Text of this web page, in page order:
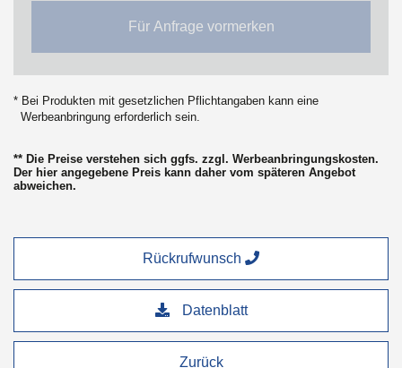
Für Anfrage vormerken
* Bei Produkten mit gesetzlichen Pflichtangaben kann eine
Werbeanbringung erforderlich sein.
** Die Preise verstehen sich ggfs. zzgl. Werbeanbringungskosten.
Der hier angegebene Preis kann daher vom späteren Angebot
abweichen.
Zurück
Datenblatt
Rückrufwunsch